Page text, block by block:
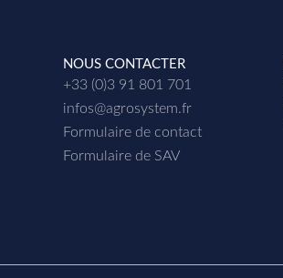
NOUS CONTACTER
+33 (0)3 91 801 701
infos@agrosystem.fr
Formulaire de contact
Formulaire de SAV